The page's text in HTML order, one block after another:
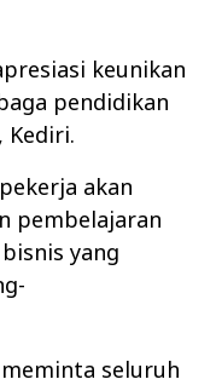
keunikan
pendidikan
Kediri.
akan
pembelajaran
yang
seluruh